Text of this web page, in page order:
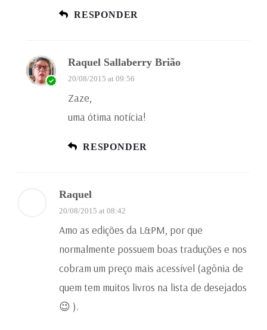
RESPONDER
Raquel Sallaberry Brião
20/08/2015 at 09:56
Zaze,
uma ótima notícia!
RESPONDER
Raquel
20/08/2015 at 08:42
Amo as edições da L&PM, por que
normalmente possuem boas traduções e nos
cobram um preço mais acessível (agônia de
quem tem muitos livros na lista de desejados
😉 ).